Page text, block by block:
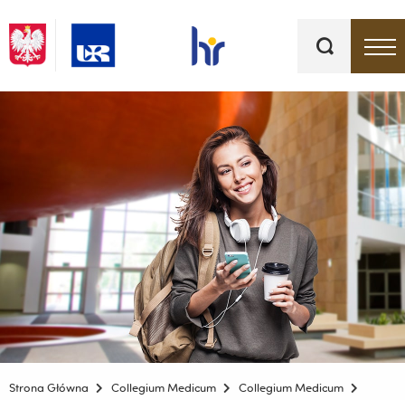
kluczowe
Strona Główna Collegium Medicum
Collegium Medicum